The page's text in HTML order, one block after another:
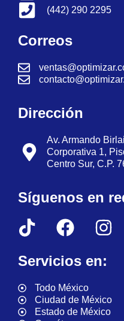
(442) 290 2295
Correos
Dirección
Av. Armando
Corporativa 1,
Centro Sur, C.P.
Síguenos en
Servicios en:
Todo México
Ciudad de México
Estado de México